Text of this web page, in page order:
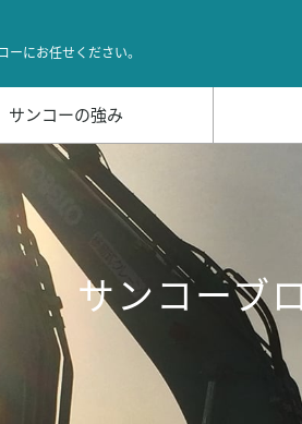
にお任せください。
サンコーの強み
サンコーブ